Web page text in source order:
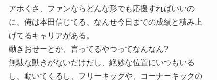
アホくさ、ファンならどんな形でも応援すればいいの
に、俺は本田信じてる、なんせ今日までの成績と積み上
げてるキャリアがある。
動きおせーとか、言ってるやつってなんなん?
無駄な動きがないだけだし、絶妙な位置にいつもいる
し、動いてくるし、フリーキックや、コーナーキックの